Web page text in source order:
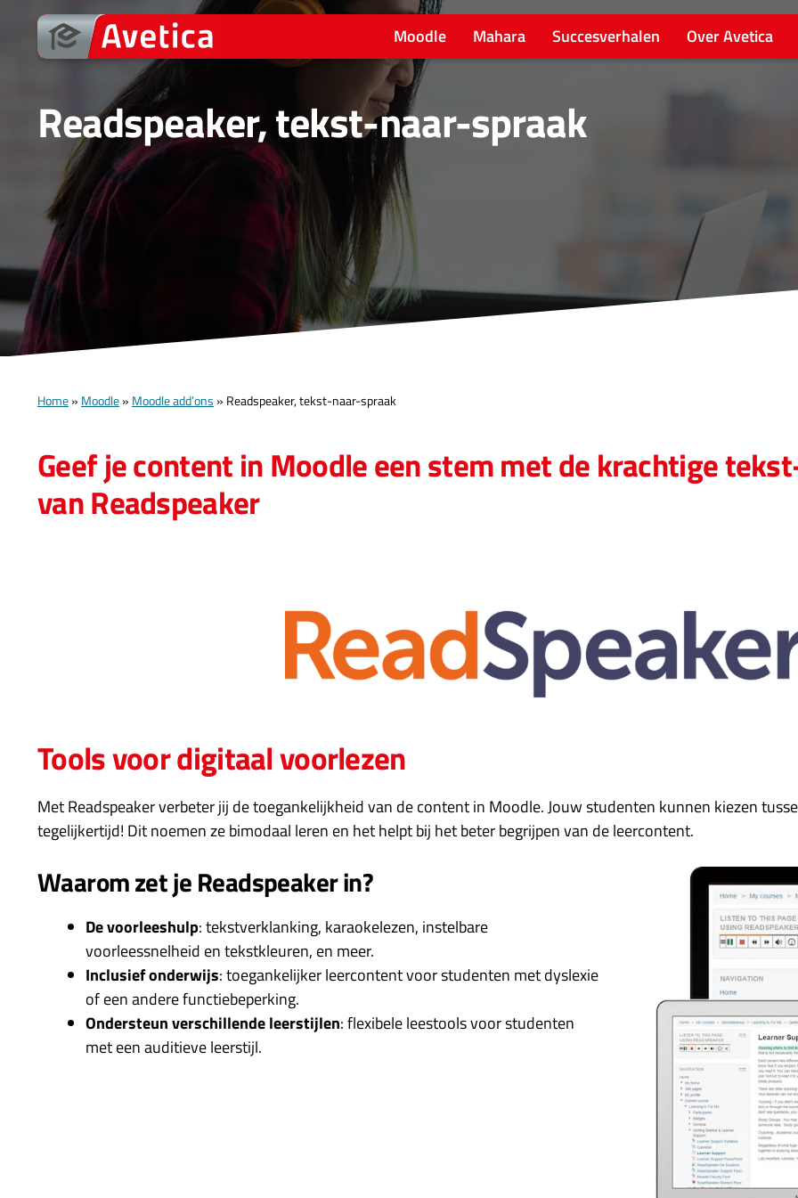
Moodle Mahara Succesverhalen Over Avetica
Readspeaker, tekst-naar-spraak
Home» Moodle» Moodle add’ons » Readspeaker, tekst-naar-spraak
Geef je content in Moodle een stem met de krachtige
van Readspeaker
Tools voor digitaal voorlezen
Met Readspeaker verbeter jij de toegankelijkheid van de content in Moodle. Jouw studenten kunnen kiezen
tegelijkertijd! Dit noemen ze bimodaal leren en het helpt bij het beter begrijpen van de leercontent.
Waarom zet je Readspeaker in?
De voorleeshulp: tekstverklanking, karaokelezen, instelbare
voorleessnelheid en tekstkleuren, en meer.
Inclusief onderwijs: toegankelijker leercontent voor studenten met dyslexie
of een andere functiebeperking.
Ondersteun verschillende leerstijlen: flexibele leestools voor studenten
met een auditieve leerstijl.